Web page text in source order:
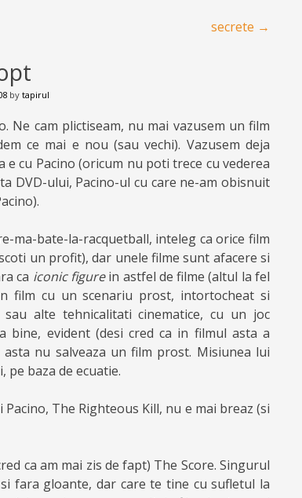
secrete →
by tapirul
Ne cam plictiseam, nu mai vazusem un film
ce mai e nou (sau vechi). Vazusem deja
cu Pacino (oricum nu poti trece cu vederea
DVD-ului, Pacino-ul cu care ne-am obisnuit
ma-bate-la-racquetball, inteleg ca orice film
un profit), dar unele filme sunt afacere si
ca iconic figurein astfel de filme (altul la fel
film cu un scenariu prost, intortocheat si
alte tehnicalitati cinematice, cu un joc
bine, evident (desi cred ca in filmul asta a
nu salveaza un film prost. Misiunea lui
baza de ecuatie.
The Righteous Kill, nu e mai breaz (si
ca am mai zis de fapt) The Score. Singurul
fara gloante, dar care te tine cu sufletul la